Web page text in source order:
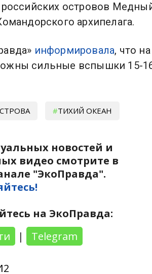
российских островов
архипелага.
информировала, что на
сильные вспышки 15-
ТИХИЙ ОКЕАН
новостей и
видео смотрите в
"ЭкоПравда".
на ЭкоПравда:
| Telegram